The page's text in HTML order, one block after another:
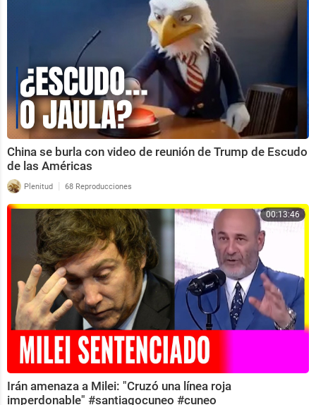
China se burla con video de reunión de Trump de Escudo
de las Américas
Plenitud | 68 Reproducciones
00:13:46
Irán amenaza a Milei: "Cruzó una línea roja
imperdonable" #santiagocuneo #cuneo